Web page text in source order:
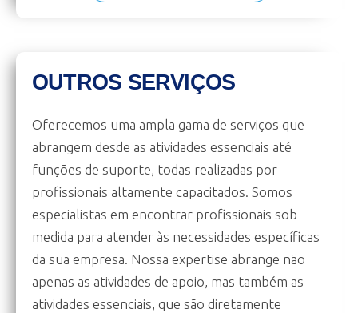
OUTROS SERVIÇOS
Oferecemos uma ampla gama de serviços que
abrangem desde as atividades essenciais até
funções de suporte, todas realizadas por
profissionais altamente capacitados. Somos
especialistas em encontrar profissionais sob
medida para atender às necessidades específicas
da sua empresa. Nossa expertise abrange não
apenas as atividades de apoio, mas também as
atividades essenciais, que são diretamente